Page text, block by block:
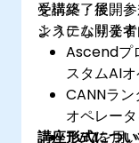
を構築・展開
システム開発者
受講終了後、
ようになりま
Ascendプ
スタムAI
CANNラ
オペレー
TVMを用
講座形式につ